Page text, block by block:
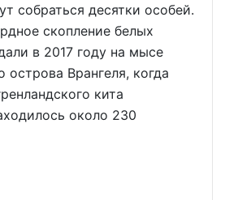
собраться десятки особей.
скопление белых
в 2017 году на мысе
Врангеля, когда
кита
около 230